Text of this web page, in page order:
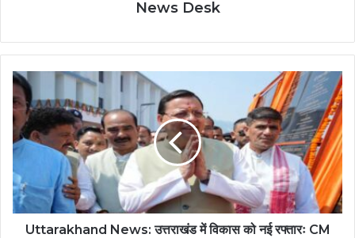
News Desk
Uttarakhand News: उत्तराखंड में विकास को नई रफ्तारः CM